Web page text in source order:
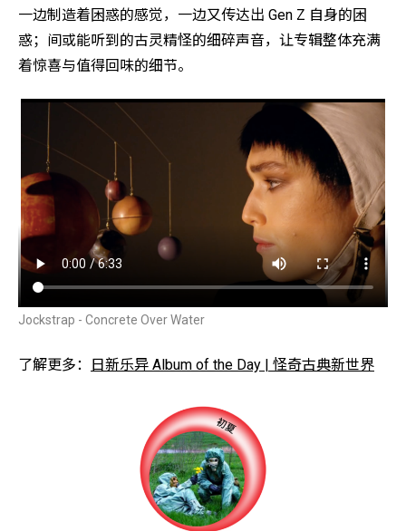
一边制造着困惑的感觉，一边又传达出 Gen Z 自身的困
惑；间或能听到的古灵精怪的细碎声音，让专辑整体充满
着惊喜与值得回味的细节。
Jockstrap - Concrete Over Water
了解更多： 日新乐异 Album of the Day | 怪奇古典新世界